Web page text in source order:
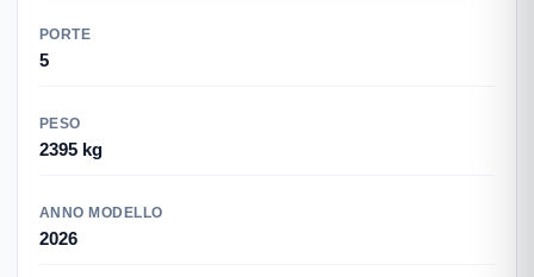
PORTE
5
PESO
2395 kg
ANNO MODELLO
2026